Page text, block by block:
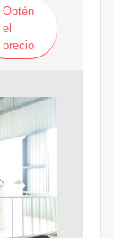
Obtén
el
precio